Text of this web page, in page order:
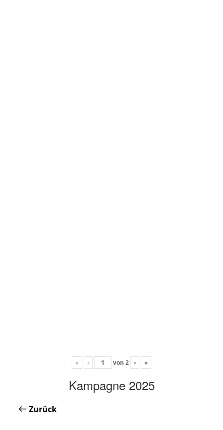
« ‹ von 2 › »
Kampagne 2025
Zurück